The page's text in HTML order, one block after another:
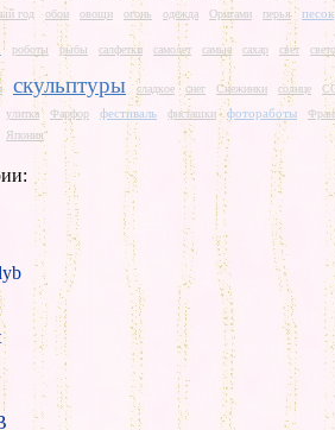
год
обои овощи огонь одежда Оригами перья песок
роботы рыбы салфетки самолет самые сахар свет
скульптуры сладкое снег Снежинки солнце
улитка
Фарфор фестиваль фисташки фотоработы
Япония